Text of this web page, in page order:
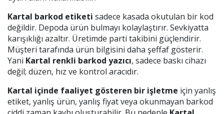
Kartal barkod etiketi sadece kasada okutulan bir kod
değildir. Depoda ürün bulmayı kolaylaştırır. Sevkiyatta
karışıklığı azaltır. Üretimde parti takibini güçlendirir.
Müşteri tarafında ürün bilgisini daha şeffaf gösterir.
Yani Kartal renkli barkod yazıcı, sadece baskı cihazı
değil; düzen, hız ve kontrol aracıdır.
Kartal içinde faaliyet gösteren bir işletme için yanlış
etiket, yanlış ürün, yanlış fiyat veya okunmayan barkod